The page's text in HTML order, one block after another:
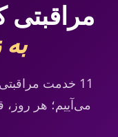
مراقبتی
11 خدمت
می‌آییم؛ هر روز،